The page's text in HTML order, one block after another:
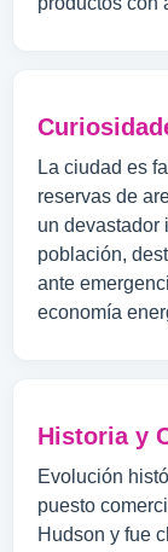
La ciudad es
reservas de
un devastador
población,
ante
economía
Historia y
Evolución
puesto
Hudson y fue